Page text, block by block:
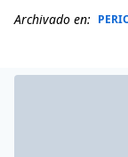
Archivado en: